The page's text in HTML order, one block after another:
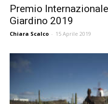
Premio
Giardino 2019
Chiara Scalco - 15 Aprile 2019